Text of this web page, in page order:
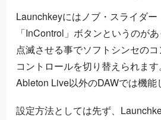
Launchkeyにはノブ・スライダ
「InControl」ボタンというのが
点滅させる事でソフトシンセの
コントロールを切り替えられま
Ableton Live以外のDAWでは機能
設定方法としては先ず、